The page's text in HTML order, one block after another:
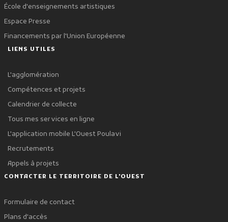
École d'enseignements artistiques
Espace Presse
Financements par l'Union Européenne
LIENS UTILES
L'agglomération
Compétences et projets
Calendrier de collecte
Tous mes services en ligne
L'application mobile L'Ouest Poulavi
Recrutements
Appels à projets
CONTACTER LE TERRITOIRE DE L'OUEST
Formulaire de contact
Plans d'accès